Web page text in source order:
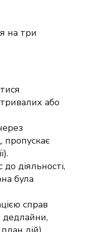
на три
або
пропускає
діяльності,
була
справ
дедлайни,